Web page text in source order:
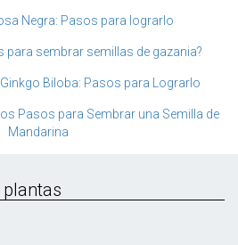
Negra: Pasos para lograrlo
para sembrar semillas de gazania?
Biloba: Pasos para Lograrlo
Pasos para Sembrar una Semilla de
Mandarina